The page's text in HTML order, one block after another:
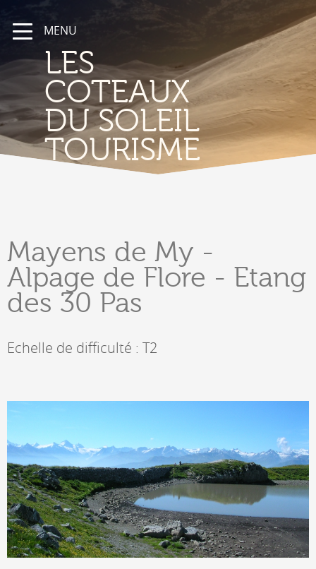
MENU
LES
COTEAUX
DU SOLEIL
TOURISME
Mayens de My -
Alpage de Flore - Etang
des 30 Pas
Echelle de difficulté : T2